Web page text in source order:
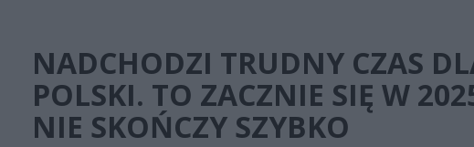
NADCHODZI TRUDNY CZAS
POLSKI. TO ZACZNIE SIĘ W
NIE SKOŃCZY SZYBKO